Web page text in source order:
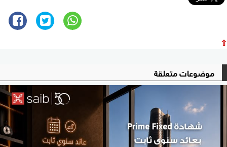
⇧
موضوعات متعلقة